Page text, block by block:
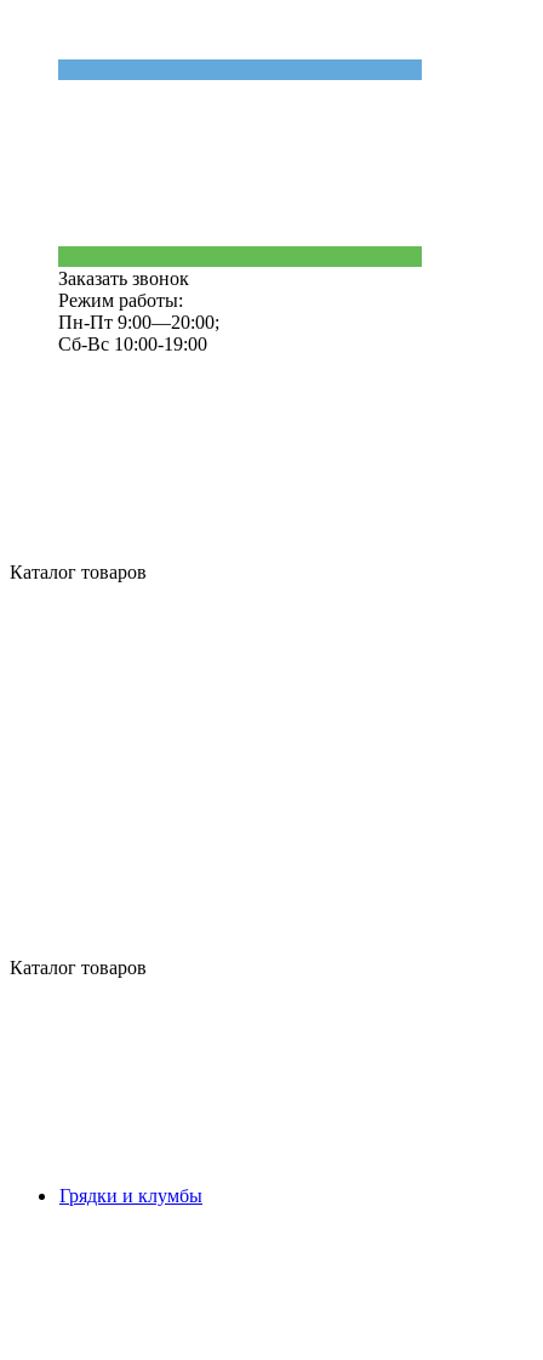
Заказать звонок
Режим работы:
Пн-Пт 9:00—20:00;
Сб-Вс 10:00-19:00
Каталог товаров
Каталог товаров
Грядки и клумбы